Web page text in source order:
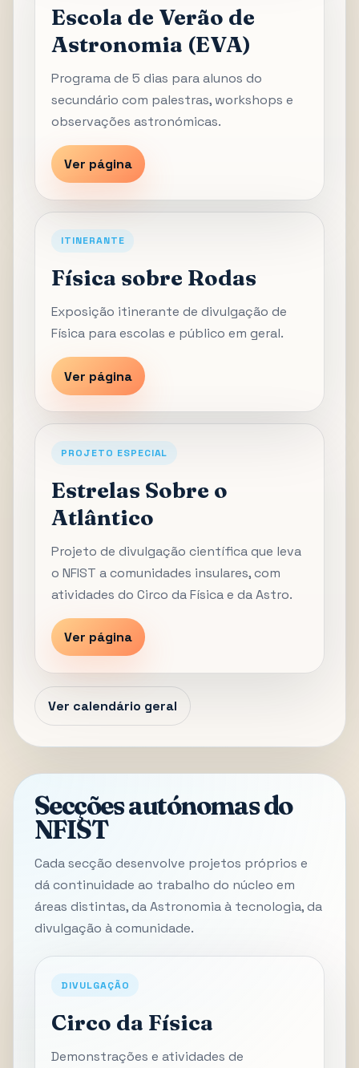
Escola de Verão de
Astronomia (EVA)
Programa de 5 dias para alunos do
secundário com palestras, workshops e
observações astronómicas.
Ver página
ITINERANTE
Física sobre Rodas
Exposição itinerante de divulgação de
Física para escolas e público em geral.
Ver página
PROJETO ESPECIAL
Estrelas Sobre o
Atlântico
Projeto de divulgação científica que leva
o NFIST a comunidades insulares, com
atividades do Circo da Física e da Astro.
Ver página
Ver calendário geral
Secções autónomas do
NFIST
Cada secção desenvolve projetos próprios e
dá continuidade ao trabalho do núcleo em
áreas distintas, da Astronomia à tecnologia, da
divulgação à comunidade.
DIVULGAÇÃO
Circo da Física
Demonstrações e atividades de